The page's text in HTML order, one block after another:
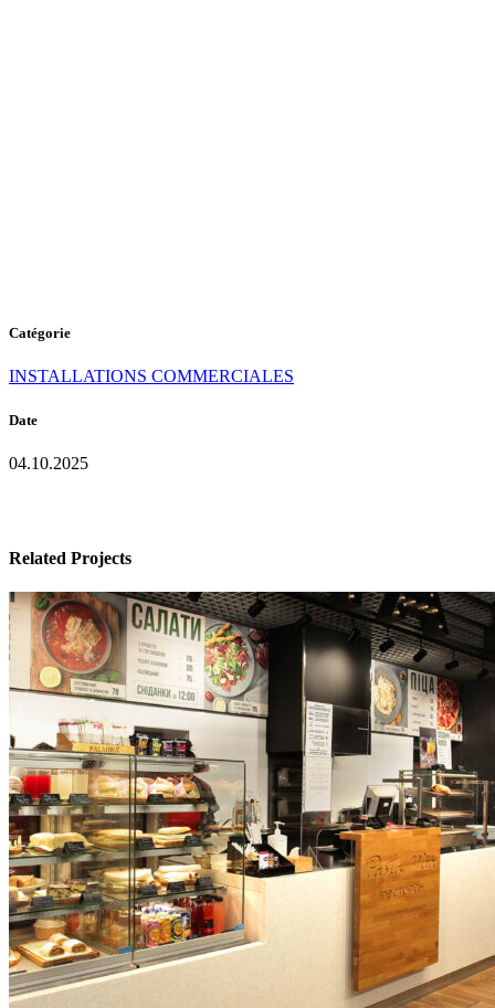
Catégorie
INSTALLATIONS COMMERCIALES
Date
04.10.2025
Related Projects